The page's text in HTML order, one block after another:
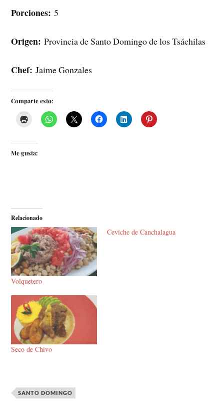
Porciones: 5
Origen: Provincia de Santo Domingo de los Tsáchilas
Chef: Jaime Gonzales
Comparte esto:
Me gusta:
Relacionado
Volquetero
Ceviche de Canchalagua
Seco de Chivo
SANTO DOMINGO